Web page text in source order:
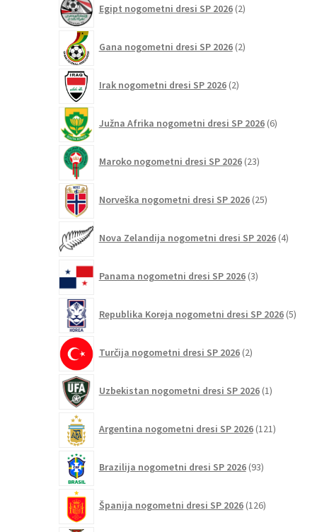
Egipt nogometni dresi SP 2026 2izdelka
Gana nogometni dresi SP 2026 2izdelka
Irak nogometni dresi SP 2026 2izdelka
Južna Afrika nogometni dresi SP 2026 6izdelkov
Maroko nogometni dresi SP 2026 23izdelkov
Norveška nogometni dresi SP 2026 25izdelkov
Nova Zelandija nogometni dresi SP 2026 4izdelki
Panama nogometni dresi SP 2026 3izdelki
Republika Koreja nogometni dresi SP 2026 5
Turčija nogometni dresi SP 2026 2izdelka
Uzbekistan nogometni dresi SP 2026 1izdelek
Argentina nogometni dresi SP 2026 121izdelkov
Brazilija nogometni dresi SP 2026 93izdelkov
Španija nogometni dresi SP 2026 126izdelkov